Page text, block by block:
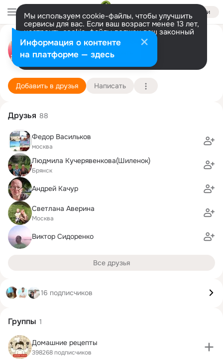
Войти
Мы используем cookie-файлы, чтобы улучшить
сервисы для вас. Если ваш возраст менее 13 лет,
настроить cookie-файлы должен ваш законный
представитель. Больше информации
Разрешить все Настроить
Дмитрий Круговых
Москва 13 декабря (47 лет)
Подробнее
Добавить в друзья Написать
Друзья 88
Федор Васильков
москва
Людмила Кучерявенкова(Шиленок)
Брянск
Андрей Качур
Светлана Аверина
Москва
Виктор Сидоренко
Все друзья
16 подписчиков
Группы 1
Домашние рецепты
398268 подписчиков
Информация о контенте
на платформе — здесь